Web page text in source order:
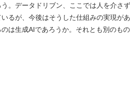
。データドリブン、ここでは人を介さ
るが、今後はそうした仕組みの実現が
は生成AIであろうか。それとも別のもの